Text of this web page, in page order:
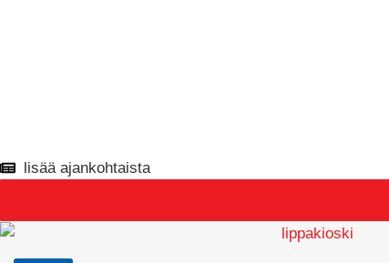
lisää ajankohtaista